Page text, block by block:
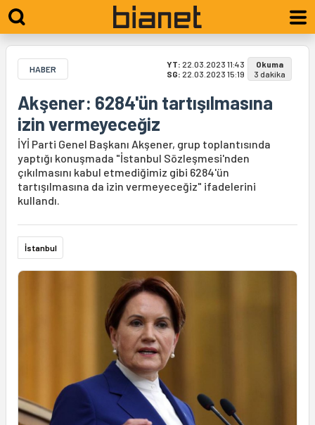
HABER YT: 22.03.2023 11:43
SG: 22.03.2023 15:19
Okuma
3 dakika
Akşener: 6284'ün tartışılmasına
izin vermeyeceğiz
İYİ Parti Genel Başkanı Akşener, grup toplantısında
yaptığı konuşmada "İstanbul Sözleşmesi'nden
çıkılmasını kabul etmediğimiz gibi 6284'ün
tartışılmasına da izin vermeyeceğiz" ifadelerini
kullandı.
İstanbul